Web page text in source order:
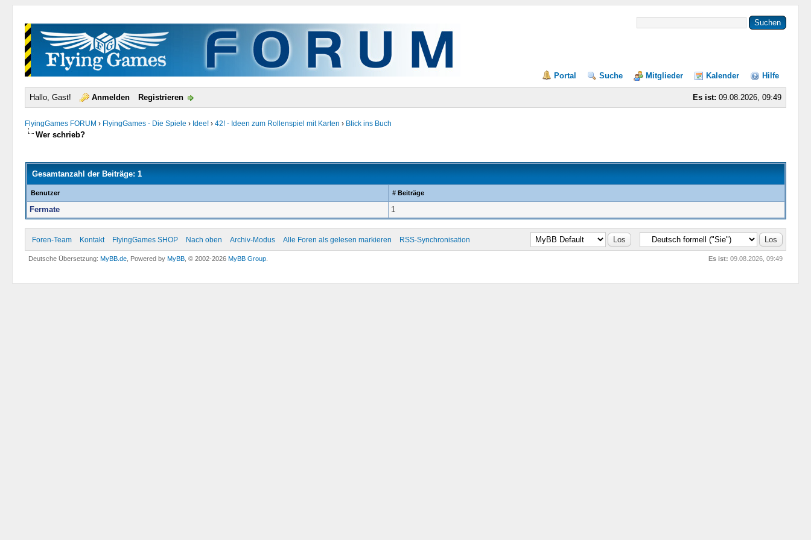
Portal Suche Mitglieder Kalender Hilfe
Es ist: 09.08.2026, 09:49
Hallo, Gast! Anmelden Registrieren
FlyingGames FORUM › FlyingGames - Die Spiele › Idee! ›42! - Ideen zum Rollenspiel mit Karten › Blick ins Buch
Wer schrieb?
Gesamtanzahl der Beiträge: 1
Benutzer # Beiträge
Fermate 1
Foren-Team Kontakt FlyingGames SHOP Nach oben Archiv-Modus Alle Foren als gelesen markieren RSS-Synchronisation
Es ist: 09.08.2026, 09:49
Deutsche Übersetzung:MyBB.de , Powered byMyBB , © 2002-2026MyBB Group